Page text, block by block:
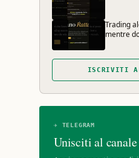
Trading
mentre
ISCRIVITI
✈ TELEGRAM
Unisciti al canale